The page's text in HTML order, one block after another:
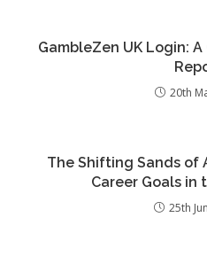
GambleZen UK Login:
20th
The Shifting Sands of
Career Goals in
25th